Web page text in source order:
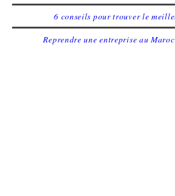
6 conseils pour trouver le
Reprendre une entreprise au